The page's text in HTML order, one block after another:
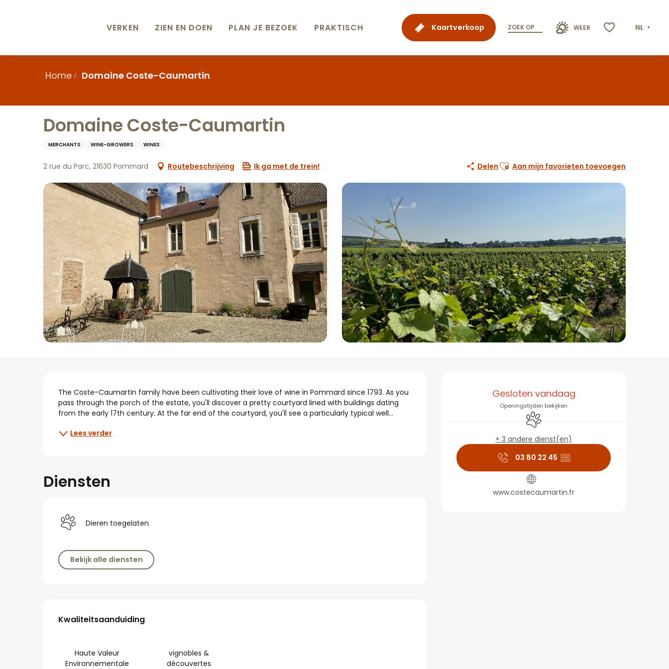
Kaartverkoop ZOEK OP WEER NL
VERKEN ZIEN EN DOEN PLAN JE BEZOEK PRAKTISCH
Home Domaine Coste-Caumartin
Domaine Coste-Caumartin
MERCHANTS WINE-GROWERS WINES
2 rue du Parc, 21630 Pommard Routebeschrijving Ik ga met de trein! Delen Ajouter aux favoris
Aan mijn favorieten toevoegen
Openingstijden en
Gesloten vandaag
Openingstijden bekijken
Dieren toegelaten
+ 3 andere dienst(en)
03 80 22 45 ▒▒
www.costecaumartin.fr
Beschrijving
The Coste-Caumartin family have been cultivating their love of wine in Pommard since 1793. As you
pass through the porch of the estate, you'll discover a pretty courtyard lined with buildings dating
from the early 17th century. At the far end of the courtyard, you'll see a particularly typical well...
Lees verder
Diensten
Dieren toegelaten
Bekijk alle diensten
Dienstverlening
Kwaliteitsaanduiding
Kwaliteitsaanduiding
Haute Valeur
Environnementale
vignobles &
découvertes